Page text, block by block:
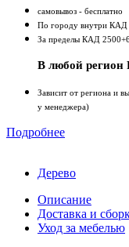
самовывоз - бесплатно
По городу внутри КАД
За пределы КАД
В любой регион
Зависит от региона и
у менеджера)
Подробнее
Дерево
Описание
Доставка и
Уход за мебелью